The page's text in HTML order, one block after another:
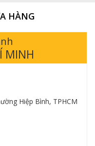
HÀNG
MINH
Hiệp Bình, TPHCM